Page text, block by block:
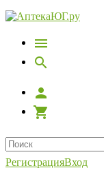
РегистрацияВход